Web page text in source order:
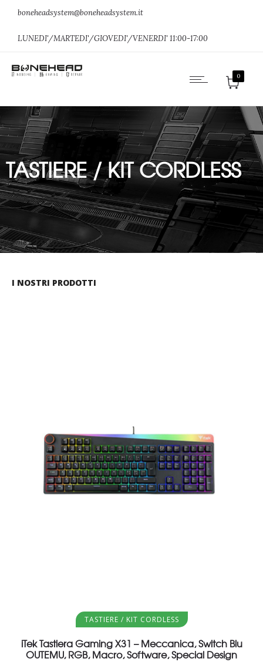
boneheadsystem@boneheadsystem.it
LUNEDI'/MARTEDI'/GIOVEDI'/VENERDI' 11:00-17:00
0
TASTIERE / KIT CORDLESS
Home»TASTIERE / KIT CORDLESS
I NOSTRI PRODOTTI
Aggiungi al carrello
TASTIERE / KIT CORDLESS
iTek Tastiera Gaming X31 – Meccanica, Switch Blu
OUTEMU, RGB, Macro, Software, Special Design